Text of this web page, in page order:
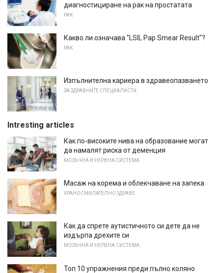
диагностициране на рак на простатата
РАК
Какво ли означава "LSIL Pap Smear Result"?
РАК
Изпълнителна кариера в здравеопазването
ЗА ЗДРАВНИТЕ СПЕЦИАЛИСТИ
Intresting articles
Как по-високите нива на образование могат
да намалят риска от деменция
МОЗЪЧНА И НЕРВНА СИСТЕМА
Масаж на корема и облекчаване на запека
ХРАНОСМИЛАТЕЛНО ЗДРАВЕ
Как да спрете аутистичното си дете да не
издърпа дрехите си
МОЗЪЧНА И НЕРВНА СИСТЕМА
Топ 10 упражнения преди пълно коляно